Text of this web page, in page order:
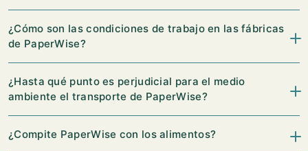
¿Cómo son las condiciones de trabajo en las fábricas
de PaperWise?
¿Hasta qué punto es perjudicial para el medio
ambiente el transporte de PaperWise?
¿Compite PaperWise con los alimentos?